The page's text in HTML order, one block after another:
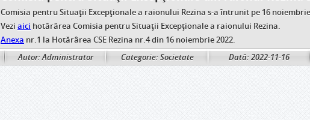
Comisia pentru Situații Excepționale a raionului Rezina s-a întrunit pe 16
Vezi aici hotărârea Comisia pentru Situații Excepționale a raionului Rezina.
Anexa nr.1 la Hotărârea CSE Rezina nr.4 din 16 noiembrie 2022.
Autor: Administrator
Categorie: Societate Dată: 2022-11-16